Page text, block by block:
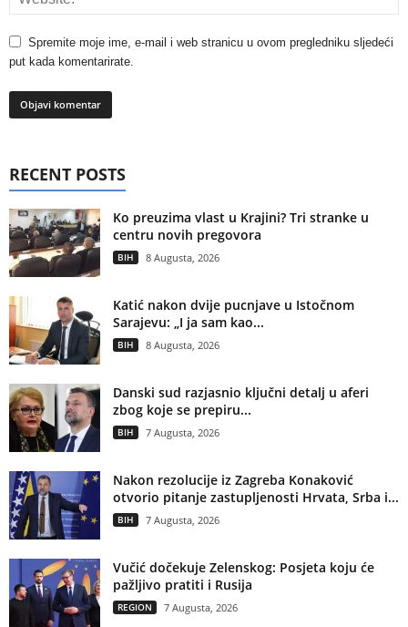
Spremite moje ime, e-mail i web stranicu u ovom pregledniku sljedeći
put kada komentarirate.
RECENT POSTS
Ko preuzima vlast u Krajini? Tri stranke u
centru novih pregovora
BIH 8 Augusta, 2026
Katić nakon dvije pucnjave u Istočnom
Sarajevu: „I ja sam kao...
BIH 8 Augusta, 2026
Danski sud razjasnio ključni detalj u aferi
zbog koje se prepiru...
BIH 7 Augusta, 2026
Nakon rezolucije iz Zagreba Konaković
otvorio pitanje zastupljenosti Hrvata, Srba i...
BIH 7 Augusta, 2026
Vučić dočekuje Zelenskog: Posjeta koju će
pažljivo pratiti i Rusija
REGION 7 Augusta, 2026